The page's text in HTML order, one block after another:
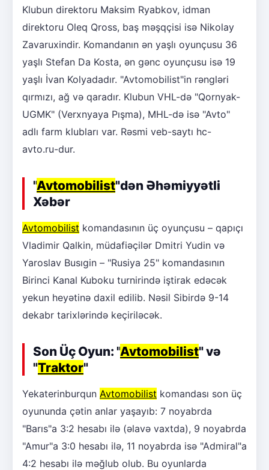
Klubun direktoru Maksim Ryabkov, idman
direktoru Oleq Qross, baş məşqçisi isə Nikolay
Zavaruxindir. Komandanın ən yaşlı oyunçusu 36
yaşlı Stefan Da Kosta, ən gənc oyunçusu isə 19
yaşlı İvan Kolyadadır. "Avtomobilist"in rəngləri
qırmızı, ağ və qaradır. Klubun VHL-də "Qornyak-
UGMK" (Verxnyaya Pışma), MHL-də isə "Avto"
adlı farm klubları var. Rəsmi veb-saytı hc-
avto.ru-dur.
"Avtomobilist"dən Əhəmiyyətli
Xəbər
Avtomobilist komandasının üç oyunçusu – qapıçı
Vladimir Qalkin, müdafiəçilər Dmitri Yudin və
Yaroslav Busıgin – "Rusiya 25" komandasının
Birinci Kanal Kuboku turnirində iştirak edəcək
yekun heyətinə daxil edilib. Nəsil Sibirdə 9-14
dekabr tarixlərində keçiriləcək.
Son Üç Oyun: "Avtomobilist" və
"Traktor"
Yekaterinburqun Avtomobilist komandası son üç
oyununda çətin anlar yaşayıb: 7 noyabrda
"Barıs"a 3:2 hesabı ilə (əlavə vaxtda), 9 noyabrda
"Amur"a 3:0 hesabı ilə, 11 noyabrda isə "Admiral"a
4:2 hesabı ilə məğlub olub. Bu oyunlarda